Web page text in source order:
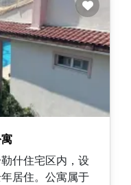
什住宅区内，设
居住。公寓属于